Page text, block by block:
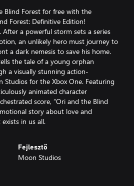
Blind Forest for free with the
Forest: Definitive Edition!
a powerful storm sets a series
an unlikely hero must journey to
a dark nemesis to save his home.
the tale of a young orphan
a visually stunning action-
Studios for the Xbox One. Featuring
animated character
score, “Ori and the Blind
story about love and
in us all.
Fejlesztő
Moon Studios